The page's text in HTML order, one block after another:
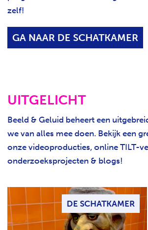
zelf!
GA NAAR DE SCHATKAMER
UITGELICHT
Beeld & Geluid beheert een
we van alles mee doen. Bekijk een
onze videoproducties, online TILT-
onderzoeksprojecten & blogs!
DE SCHATKAMER